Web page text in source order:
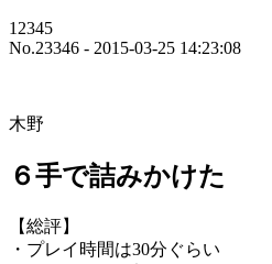
12345
No.23346 - 2015-03-25 14:23:08
木野
６手で詰みかけた
【総評】
・プレイ時間は30分ぐらい